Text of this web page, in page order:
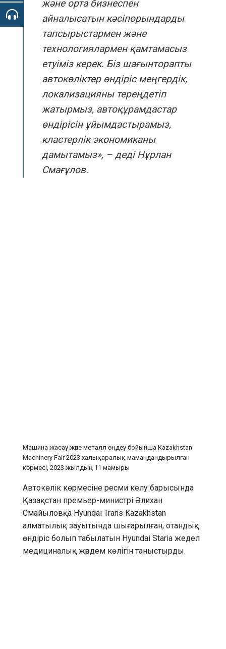
және орта бизнеспен
айналысатын кәсіпорындарды
тапсырыстармен және
технологиялармен қамтамасыз
етуіміз керек. Біз шағынторапты
автокөліктер өндіріс меңгердік,
локализацияны тереңдетіп
жатырмыз, автоқұрамдастар
өндірісін ұйымдастырамыз,
кластерлік экономиканы
дамытамыз», – деді Нұрлан
Смағұлов.
Машина жасау және металл өңдеу бойынша Kazakhstan
Machinery Fair 2023 халықаралық мамандандырылған
көрмесі, 2023 жылдың 11 мамыры
Автокөлік көрмесіне ресми келу барысында
Қазақстан премьер-министрі Әлихан
Смайыловқа Hyundai Trans Kazakhstan
алматылық зауытында шығарылған, отандық
өндіріс болып табылатын Hyundai Staria жедел
медициналық жәрдем көлігін таныстырды.